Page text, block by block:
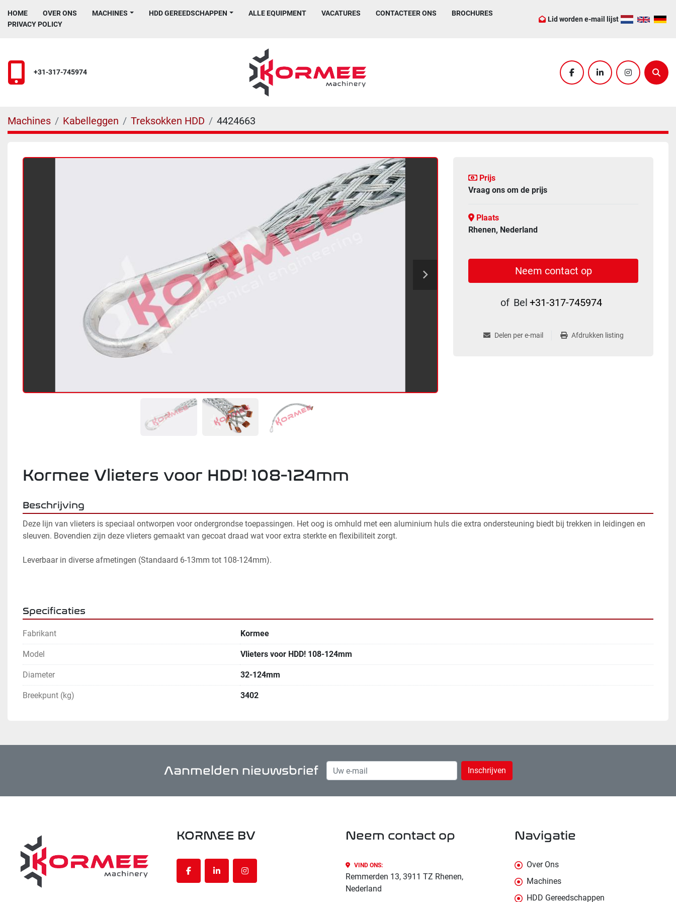
HOME OVER ONS MACHINES HDD GEREEDSCHAPPEN ALLE EQUIPMENT VACATURES CONTACTEER ONS
BROCHURES
PRIVACY POLICY
Lid worden e-mail lijst
+31-317-745974
facebooklinkedininstagramZoek
Machines Kabelleggen Treksokken HDD 4424663
Kormee Vlieters voor HDD! 108-124mm
Prijs
Vraag ons om de prijs
Plaats
Rhenen, Nederland
Neem contact op
of Bel +31-317-745974
Delen per e-mail Afdrukken listing
Beschrijving
Deze lijn van vlieters is speciaal ontworpen voor ondergrondse toepassingen. Het oog is omhuld met een aluminium huls die extra ondersteuning biedt bij trekken in leidingen en
sleuven. Bovendien zijn deze vlieters gemaakt van gecoat draad wat voor extra sterkte en flexibiliteit zorgt.
Leverbaar in diverse afmetingen (Standaard 6-13mm tot 108-124mm).
Specificaties
Fabrikant Kormee
Model Vlieters voor HDD! 108-124mm
Diameter 32-124mm
Breekpunt (kg) 3402
Aanmelden nieuwsbrief Inschrijven
KORMEE BV
facebooklinkedininstagram
Neem contact op
VIND ONS:
Remmerden 13, 3911 TZ Rhenen,
Nederland
navigatie
Over Ons
Machines
HDD Gereedschappen